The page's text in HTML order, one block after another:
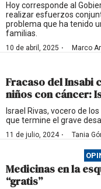
Hoy corresponde al
realizar esfuerzos
problema que ha tenido
familias.
10 de abril, 2025 · Marco
Fracaso del Insabi
niños con cáncer:
Israel Rivas, vocero de
que termine el grave
11 de julio, 2024· Tania
Medicinas en la
“gratis”